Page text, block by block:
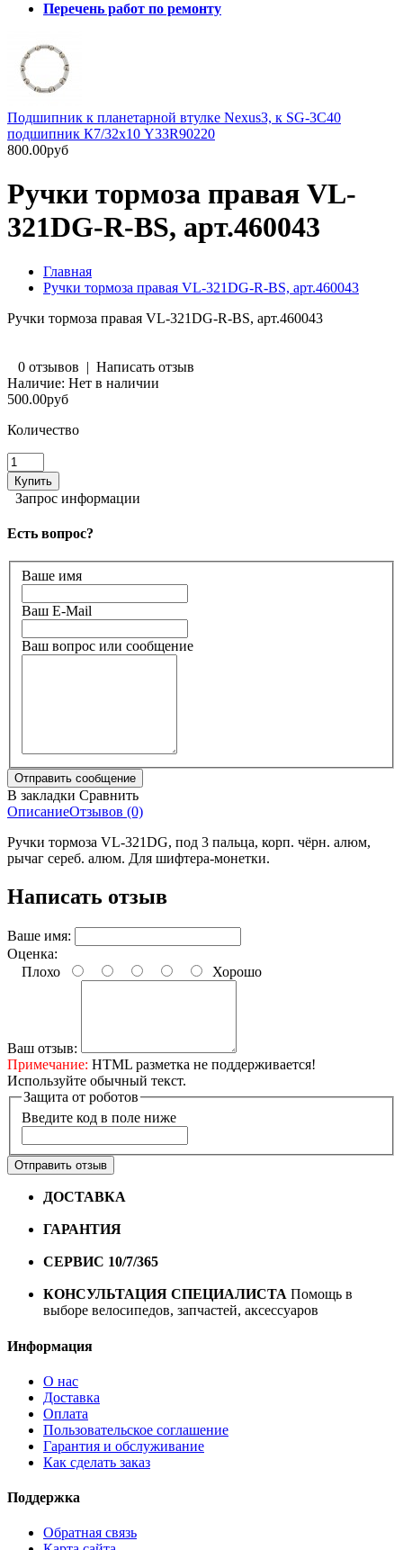
Перечень работ по ремонту
Подшипник к планетарной втулке Nexus3, к SG-3C40
подшипник К7/32х10 Y33R90220
800.00руб
Ручки тормоза правая VL-
321DG-R-BS, арт.460043
Главная
Ручки тормоза правая VL-321DG-R-BS, арт.460043
Ручки тормоза правая VL-321DG-R-BS, арт.460043
0 отзывов | Написать отзыв
Наличие: Нет в наличии
500.00руб
Количество
Запрос информации
Есть вопрос?
Ваше имя
Ваш E-Mail
Ваш вопрос или сообщение
В закладки Сравнить
ОписаниеОтзывов (0)
Ручки тормоза VL-321DG, под 3 пальца, корп. чёрн. алюм,
рычаг сереб. алюм. Для шифтера-монетки.
Написать отзыв
Ваше имя:
Оценка:
Плохо
Хорошо
Ваш отзыв:
Примечание: HTML разметка не поддерживается!
Используйте обычный текст.
Защита от роботов
Введите код в поле ниже
Отправить отзыв
ДОСТАВКА
ГАРАНТИЯ
СЕРВИС 10/7/365
КОНСУЛЬТАЦИЯ СПЕЦИАЛИСТА Помощь в
выборе велосипедов, запчастей, аксессуаров
Информация
О нас
Доставка
Оплата
Пользовательское соглашение
Гарантия и обслуживание
Как сделать заказ
Поддержка
Обратная связь